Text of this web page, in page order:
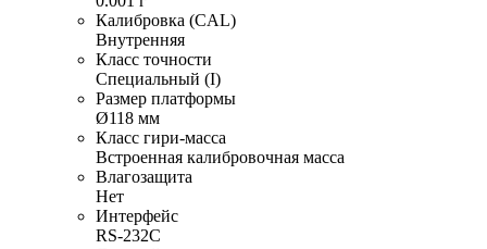
Калибровка (CAL)
Внутренняя
Класс точности
Специальный (I)
Размер платформы
Ø118 мм
Класс гири-масса
Встроенная калибровочная масса
Влагозащита
Нет
Интерфейс
RS-232C